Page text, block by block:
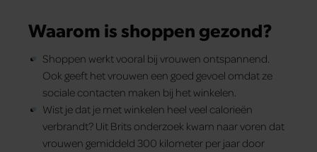
Waarom is shoppen gezond?
Shoppen werkt vooral bij vrouwen ontspannend.
Ook geeft het vrouwen een goed gevoel omdat ze
sociale contacten maken bij het winkelen.
Wist je dat je met winkelen heel veel calorieën
verbrandt? Uit Brits onderzoek kwam naar voren dat
vrouwen gemiddeld 300 kilometer per jaar door